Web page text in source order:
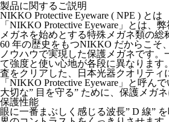
製品に関するご説明
NIKKO Protective Eyeware ( NPE ) とは
「NIKKO Protective Eyeware」とは、
メガネを始めとする特殊メガネ類の総
60 年の歴史をもつNIKKO だからこそ
ノウハウで実現した保護メガネです
て強度と使い心地が各段に異なります
査をクリアした、日本光器クオリティ
「NIKKO Protective Eyeware」と呼んで
大切な” 目を守る” ために、保護メガ
保護性能
眼に一番まぶしく感じる波長” D 線”